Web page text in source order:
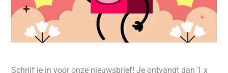
Schrijf je in voor onze nieuwsbrief! Je ontvangt dan 1 x